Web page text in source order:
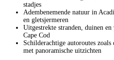
stadjes
Adembenemende natuur in
en gletsjermeren
Uitgestrekte stranden, duinen
Cape Cod
Schilderachtige autoroutes
met panoramische uitzichten